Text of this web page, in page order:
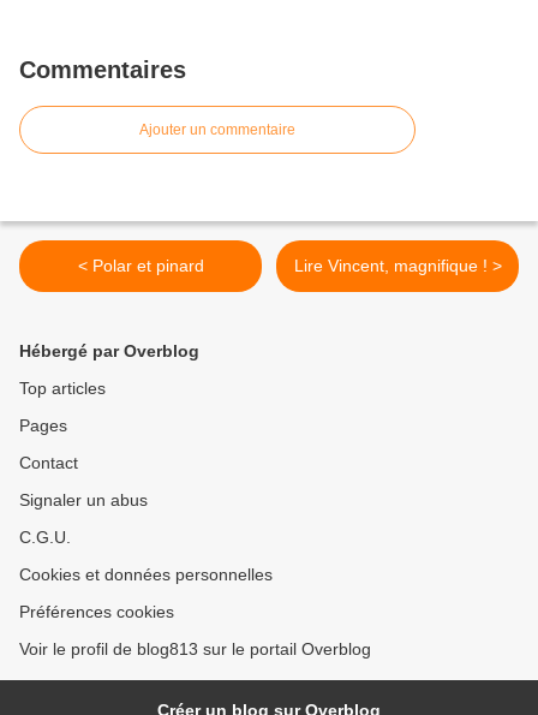
Commentaires
Ajouter un commentaire
< Polar et pinard Lire Vincent, magnifique ! >
Hébergé par Overblog
Top articles
Pages
Contact
Signaler un abus
C.G.U.
Cookies et données personnelles
Préférences cookies
Voir le profil de blog813 sur le portail Overblog
Créer un blog sur Overblog